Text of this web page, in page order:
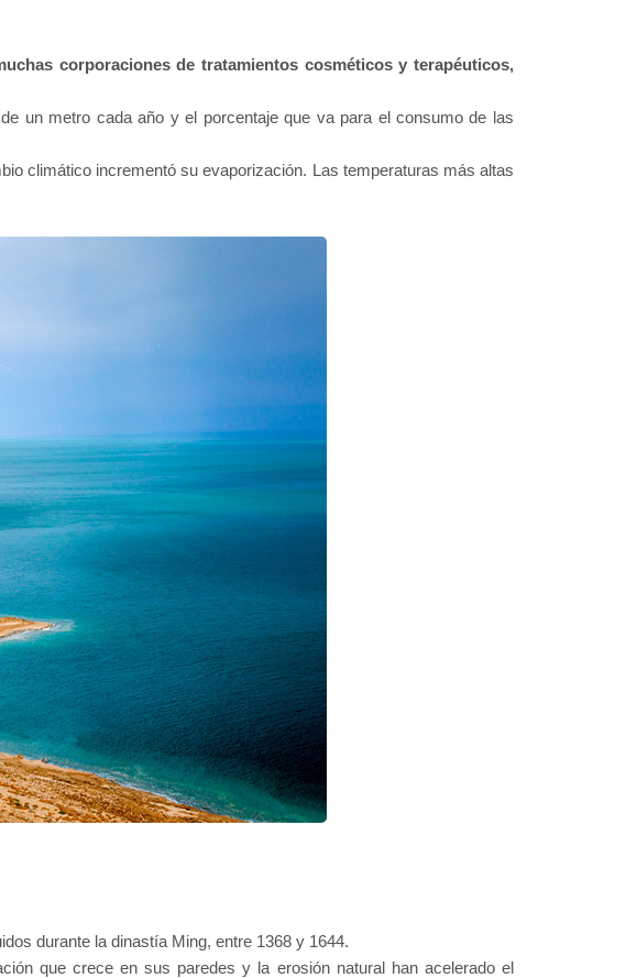
corporaciones de tratamientos cosméticos y terapéuticos,
un metro cada año y el porcentaje que va para el consumo de las
climático incrementó su evaporización. Las temperaturas más altas
durante la dinastía Ming, entre 1368 y 1644.
que crece en sus paredes y la erosión natural han acelerado el